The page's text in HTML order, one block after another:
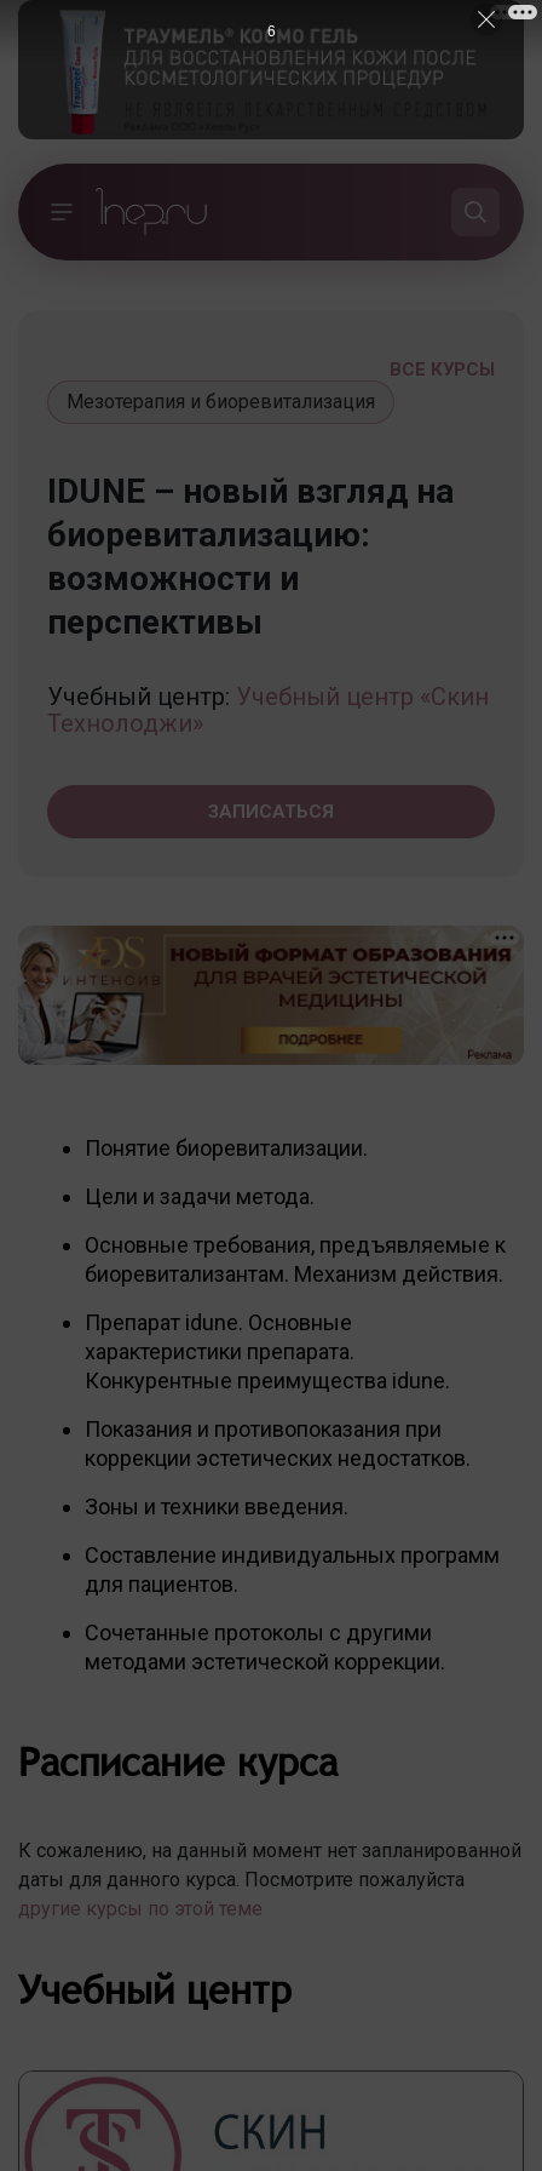
ВСЕ КУРСЫ
Мезотерапия и биоревитализация
IDUNE – новый взгляд на
биоревитализацию:
возможности и
перспективы
Учебный центр: Учебный центр «Скин
Технолоджи»
ЗАПИСАТЬСЯ
Понятие биоревитализации.
Цели и задачи метода.
Основные требования, предъявляемые к
биоревитализантам. Механизм действия.
Препарат idune. Основные
характеристики препарата.
Конкурентные преимущества idune.
Показания и противопоказания при
коррекции эстетических недостатков.
Зоны и техники введения.
Составление индивидуальных программ
для пациентов.
Сочетанные протоколы с другими
методами эстетической коррекции.
Расписание курса
К сожалению, на данный момент нет запланированной
даты для данного курса. Посмотрите пожалуйста
другие курсы по этой теме
Учебный центр
5